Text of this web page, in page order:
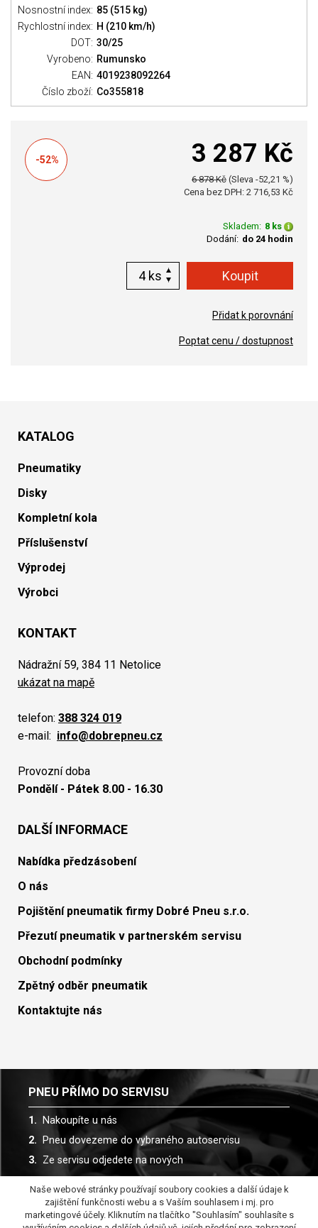
Nosnostní index: 85 (515 kg)
Rychlostní index: H (210 km/h)
DOT: 30/25
Vyrobeno: Rumunsko
EAN: 4019238092264
Číslo zboží: Co355818
-52% 3 287 Kč
6 878 Kč (Sleva -52,21 %)
Cena bez DPH: 2 716,53 Kč
Skladem: 8 ks
Dodání: do 24 hodin
ks
Přidat k porovnání
Poptat cenu / dostupnost
KATALOG
Pneumatiky
Disky
Kompletní kola
Příslušenství
Výprodej
Výrobci
KONTAKT
Nádražní 59, 384 11 Netolice
ukázat na mapě
telefon: 388 324 019
e-mail: info@dobrepneu.cz
Provozní doba
Pondělí - Pátek 8.00 - 16.30
DALŠÍ INFORMACE
Nabídka předzásobení
O nás
Pojištění pneumatik firmy Dobré Pneu s.r.o.
Přezutí pneumatik v partnerském servisu
Obchodní podmínky
Zpětný odběr pneumatik
Kontaktujte nás
PNEU PŘÍMO DO SERVISU
Nakoupíte u nás
Pneu dovezeme do vybraného autoservisu
Ze servisu odjedete na nových
Spolupracujeme s více než 30 autoservisy
Naše webové stránky používají soubory cookies a další údaje k
zajištění funkčnosti webu a s Vaším souhlasem i mj. pro
marketingové účely. Kliknutím na tlačítko "Souhlasím" souhlasíte s